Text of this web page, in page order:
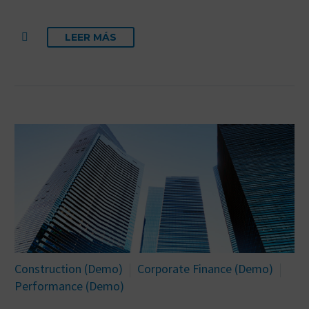
LEER MÁS
Construction (Demo)
Corporate Finance (Demo)
Performance (Demo)